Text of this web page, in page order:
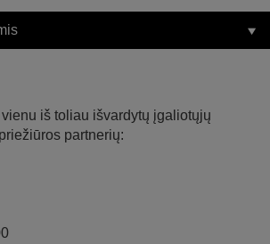
iš toliau išvardytų įgaliotųjų
partnerių: